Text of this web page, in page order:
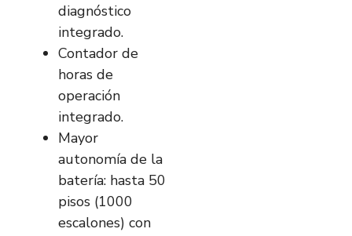
diagnóstico
integrado.
Contador de
horas de
operación
integrado.
Mayor
autonomía de la
batería: hasta 50
pisos (1000
escalones) con